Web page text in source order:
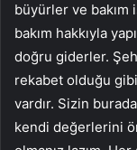
büyürler ve bakım
bakım hakkıyla
doğru giderler.
rekabet olduğu
vardır. Sizin
kendi değerlerini